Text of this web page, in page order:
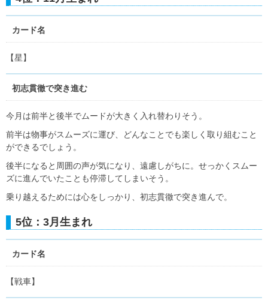
カード名
【星】
初志貫徹で突き進む
今月は前半と後半でムードが大きく入れ替わりそう。
前半は物事がスムーズに運び、どんなことでも楽しく取り組むこと
ができるでしょう。
後半になると周囲の声が気になり、遠慮しがちに。せっかくスムー
ズに進んでいたことも停滞してしまいそう。
乗り越えるためには心をしっかり、初志貫徹で突き進んで。
5位：3月生まれ
カード名
【戦車】